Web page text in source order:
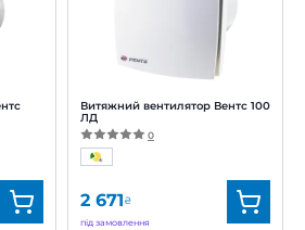
8 Вт
шуму:
Витяжний вентилятор Вентс 100
ЛД
0
2 671₴
під замовлення